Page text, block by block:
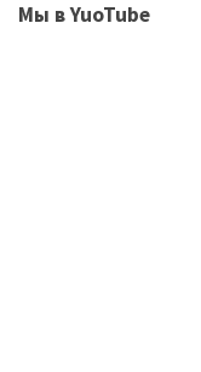
Мы в YuoTube